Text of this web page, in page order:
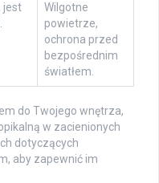
jest
Wilgotne
powietrze,
ochrona przed
bezpośrednim
światłem.
do Twojego wnętrza,
w zacienionych
dotyczących
aby zapewnić im